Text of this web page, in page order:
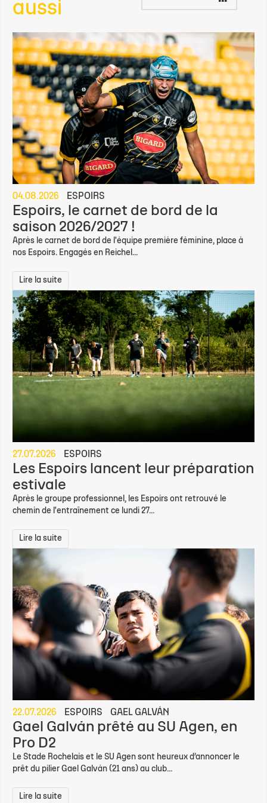
aussi
04.08.2026 ESPOIRS
Espoirs, le carnet de bord de la
saison 2026/2027 !
Après le carnet de bord de l'équipe première féminine, place à
nos Espoirs. Engagés en Reichel...
Lire la suite
27.07.2026 ESPOIRS
Les Espoirs lancent leur préparation
estivale
Après le groupe professionnel, les Espoirs ont retrouvé le
chemin de l'entraînement ce lundi 27...
Lire la suite
22.07.2026 ESPOIRS GAEL GALVÁN
Gael Galván prêté au SU Agen, en
Pro D2
Le Stade Rochelais et le SU Agen sont heureux d’annoncer le
prêt du pilier Gael Galván (21 ans) au club...
Lire la suite